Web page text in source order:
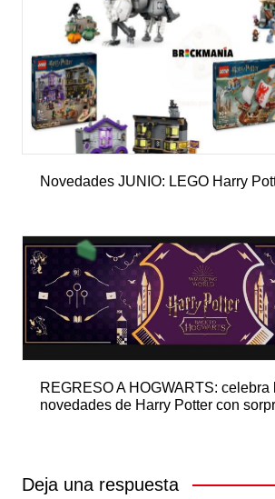
Novedades JUNIO: LEGO Harry
REGRESO A HOGWARTS: celebra
novedades de Harry Potter con
Deja una respuesta